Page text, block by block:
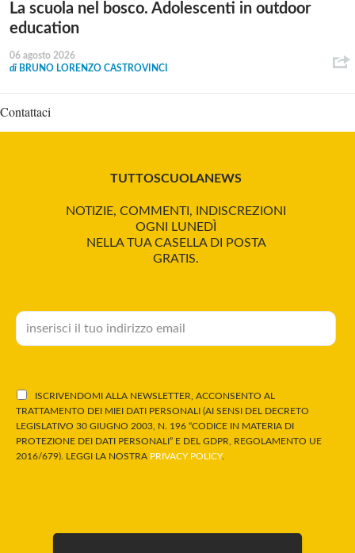
La scuola nel bosco. Adolescenti in outdoor
education
06 agosto 2026
di BRUNO LORENZO CASTROVINCI
Contattaci
TUTTOSCUOLANEWS
NOTIZIE, COMMENTI, INDISCREZIONI
OGNI LUNEDÌ
NELLA TUA CASELLA DI POSTA
GRATIS.
ISCRIVENDOMI ALLA NEWSLETTER, ACCONSENTO AL
TRATTAMENTO DEI MIEI DATI PERSONALI (AI SENSI DEL DECRETO
LEGISLATIVO 30 GIUGNO 2003, N. 196 “CODICE IN MATERIA DI
PROTEZIONE DEI DATI PERSONALI” E DEL GDPR, REGOLAMENTO UE
2016/679). LEGGI LA NOSTRA PRIVACY POLICY.